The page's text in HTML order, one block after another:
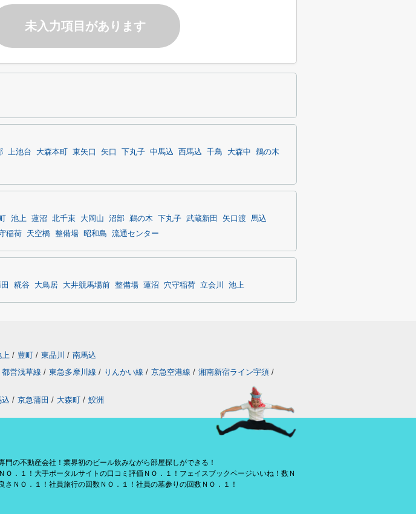
未入力項目があります
上池台 大森本町 東矢口 矢口 下丸子 中馬込 西馬込 千鳥 大森中
鵜の木
池上 蓮沼 北千束 大岡山 沼部 鵜の木 下丸子 武蔵新田 矢口渡 馬込
稲荷 天空橋 整備場 昭和島 流通センター
糀谷 大鳥居 大井競馬場前 整備場 蓮沼 穴守稲荷 立会川 池上
上 / 豊町 / 東品川 / 南馬込
都営浅草線 / 東急多摩川線 / りんかい線 / 京急空港線 / 湘南新宿ライン宇須 /
込 / 京急蒲田 / 大森町 / 鮫洲
の不動産会社！業界初のビール飲みながら部屋探しができる！
．１！大手ポータルサイトの口コミ評価ＮＯ．１！フェイスブックページいいね！数Ｎ
ＮＯ．１！社員旅行の回数ＮＯ．１！社員の墓参りの回数ＮＯ．１！